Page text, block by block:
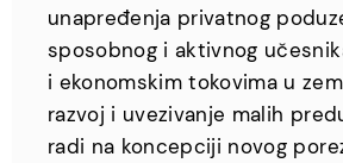
unapređenja privatnog
sposobnog i aktivnog
i ekonomskim tokovima u
razvoj i uvezivanje malih
radi na koncepciji novog